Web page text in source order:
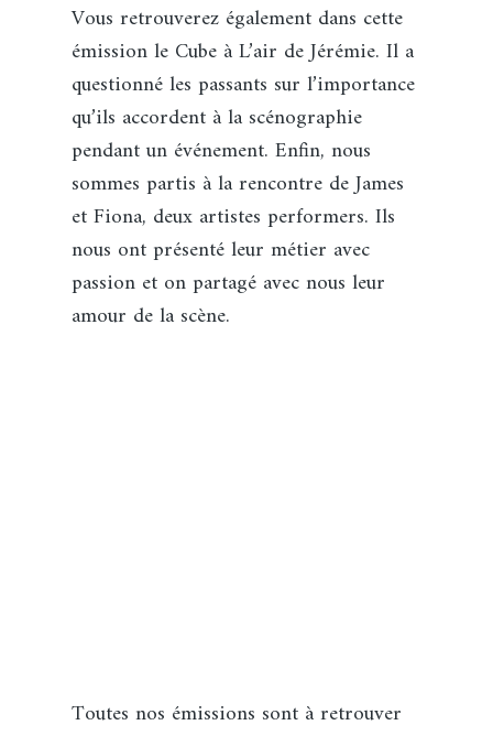
Vous retrouverez également dans cette
émission le Cube à L’air de Jérémie. Il a
questionné les passants sur l’importance
qu’ils accordent à la scénographie
pendant un événement. Enfin, nous
sommes partis à la rencontre de James
et Fiona, deux artistes performers. Ils
nous ont présenté leur métier avec
passion et on partagé avec nous leur
amour de la scène.
Toutes nos émissions sont à retrouver